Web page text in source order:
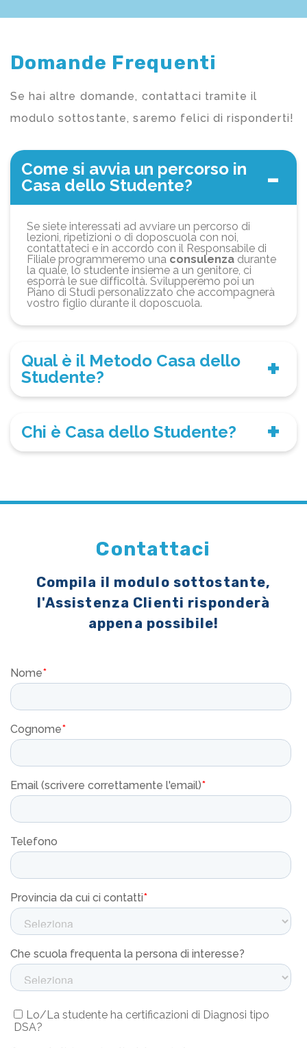
Domande Frequenti
Se hai altre domande, contattaci tramite il
modulo sottostante, saremo felici di risponderti!
Come si avvia un percorso in
Casa dello Studente?
Se siete interessati ad avviare un percorso di
lezioni, ripetizioni o di doposcuola con noi,
contattateci e in accordo con il Responsabile di
Filiale programmeremo una consulenza durante
la quale, lo studente insieme a un genitore, ci
esporrà le sue difficoltà. Svilupperemo poi un
Piano di Studi personalizzato che accompagnerà
vostro figlio durante il doposcuola.
Qual è il Metodo Casa dello
Studente?
Chi è Casa dello Studente?
Contattaci
Compila il modulo sottostante,
l'Assistenza Clienti risponderà
appena possibile!